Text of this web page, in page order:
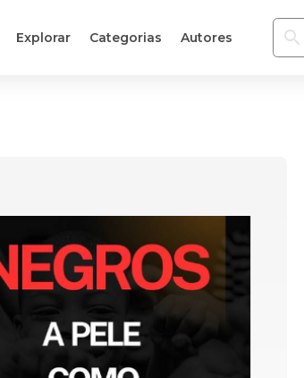
Explorar Categorias Autores